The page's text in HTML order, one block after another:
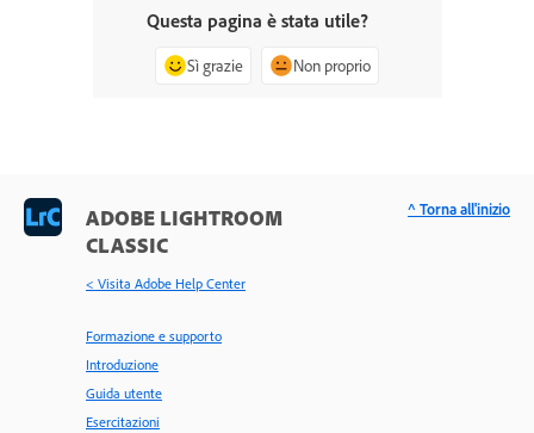
Questa pagina è stata utile?
Sì grazie Non proprio
ADOBE LIGHTROOM
CLASSIC
< Visita Adobe Help Center
Formazione e supporto
Introduzione
Guida utente
Esercitazioni
^ Torna all'inizio